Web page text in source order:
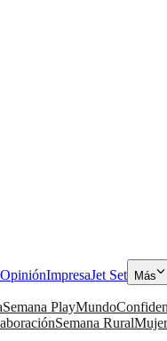
OpiniónImpresaJet Set Más
Semana PlayMundo
Semana Rural